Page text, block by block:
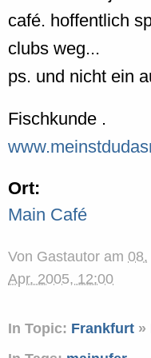
café. hoffentlich
clubs weg...
ps. und nicht ein
Fischkunde .
Ort:
Main Café
Von Gastautor am 08.
Apr. 2005, 12:00
In Topic: Frankfurt »